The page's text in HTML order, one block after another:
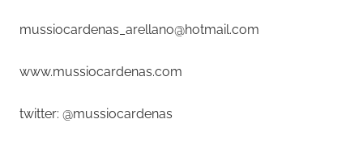
mussiocardenas_arellano@hotmail.com
www.mussiocardenas.com
twitter: @mussiocardenas